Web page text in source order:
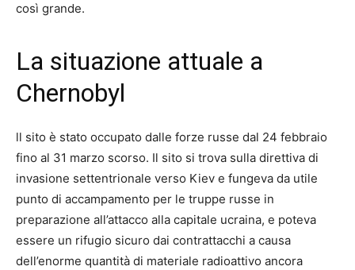
così grande.
La situazione attuale a
Chernobyl
ll sito è stato occupato dalle forze russe dal 24 febbraio
fino al 31 marzo scorso. Il sito si trova sulla direttiva di
invasione settentrionale verso Kiev e fungeva da utile
punto di accampamento per le truppe russe in
preparazione all’attacco alla capitale ucraina, e poteva
essere un rifugio sicuro dai contrattacchi a causa
dell’enorme quantità di materiale radioattivo ancora